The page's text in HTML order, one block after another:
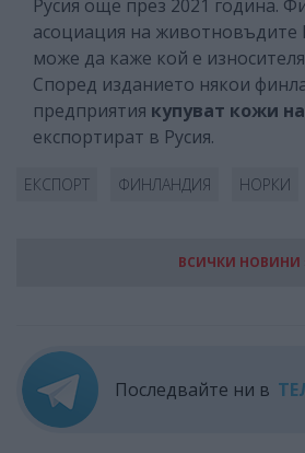
Русия още през 2021 година.
асоциация на животновъдите
може да каже кой е
Според изданието някои
предприятия купуват кожи
експортират в Русия.
ЕКСПОРТ ФИНЛАНДИЯ НОРКИ
ВСИЧКИ НОВИНИ
Последвайте ни в